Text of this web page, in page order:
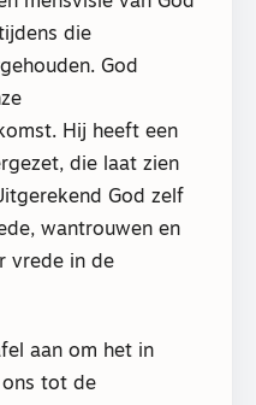
die
God
Hij heeft een
die laat zien
God zelf
wantrouwen en
vrede in de
aan om het in
tot de